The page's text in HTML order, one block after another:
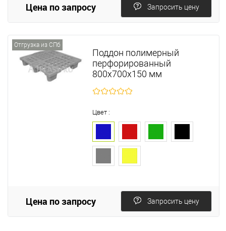
Цена по запросу Запросить цену
Отгрузка из СПб
Поддон полимерный
перфорированный
800х700х150 мм
Цвет :
Цена по запросу Запросить цену